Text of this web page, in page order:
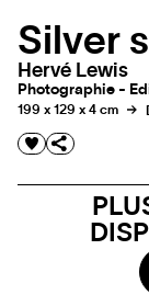
Silver
Hervé Lewis
Photographie -
199 x 129 x 4 cm